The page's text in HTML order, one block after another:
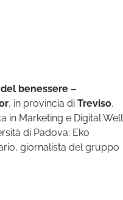
benessere –
, in provincia di Treviso.
in Marketing e Digital Well
di Padova; Eko
giornalista del gruppo